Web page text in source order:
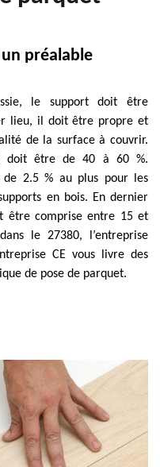
préalable
le support doit être
lieu, il doit être propre et
de la surface à couvrir.
doit être de 40 à 60 %.
de 2.5 % au plus pour les
en bois. En dernier
être comprise entre 15 et
le 27380, l’entreprise
CE vous livre des
de pose de parquet.